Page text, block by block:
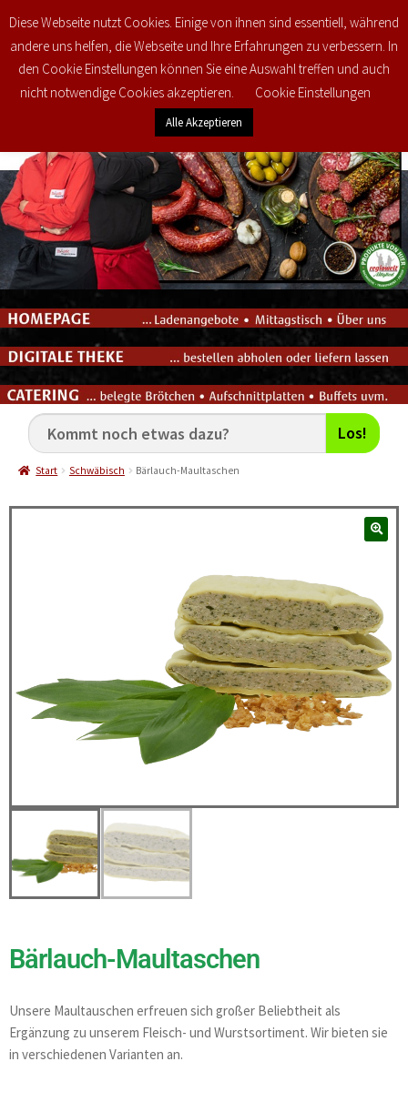
€0,00 0
Los!
Start Schwäbisch Bärlauch-Maultaschen
Bärlauch-Maultaschen
Unsere Maultauschen erfreuen sich großer Beliebtheit als
Ergänzung zu unserem Fleisch- und Wurstsortiment. Wir bieten sie
in verschiedenen Varianten an.
Diese Webseite nutzt Cookies. Einige von ihnen sind essentiell, während
andere uns helfen, die Webseite und Ihre Erfahrungen zu verbessern. In
den Cookie Einstellungen können Sie eine Auswahl treffen und auch
nicht notwendige Cookies akzeptieren.
Cookie Einstellungen
Alle Akzeptieren